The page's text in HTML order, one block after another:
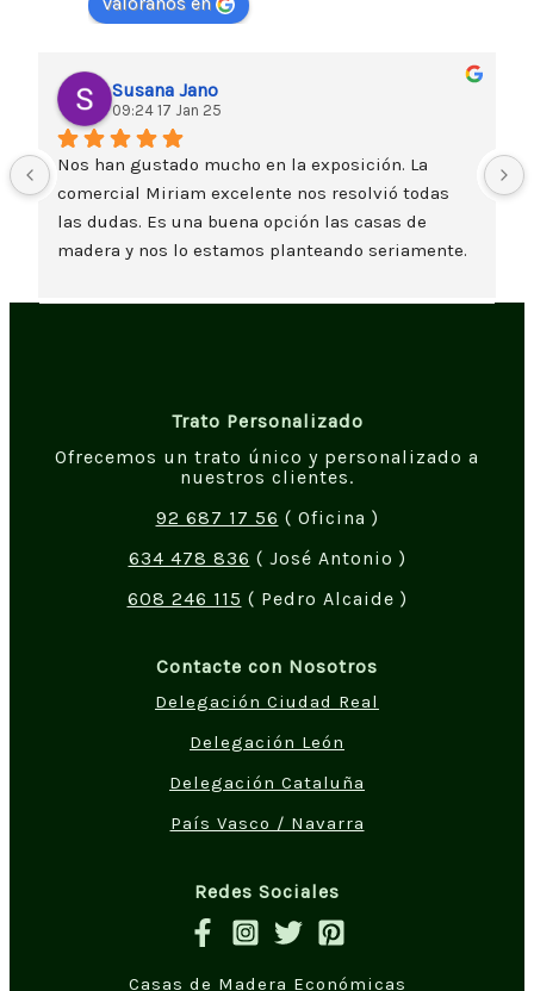
Susana Jano
09:24 17 Jan 25
Nos han gustado mucho en la exposición. La
comercial Miriam excelente nos resolvió todas
las dudas. Es una buena opción las casas de
madera y nos lo estamos planteando seriamente.
Trato Personalizado
Ofrecemos un trato único y personalizado a
nuestros clientes.
92 687 17 56 ( Oficina )
634 478 836 ( José Antonio )
608 246 115 ( Pedro Alcaide )
Contacte con Nosotros
Delegación Ciudad Real
Delegación León
Delegación Cataluña
País Vasco / Navarra
Redes Sociales
Casas de Madera Económicas